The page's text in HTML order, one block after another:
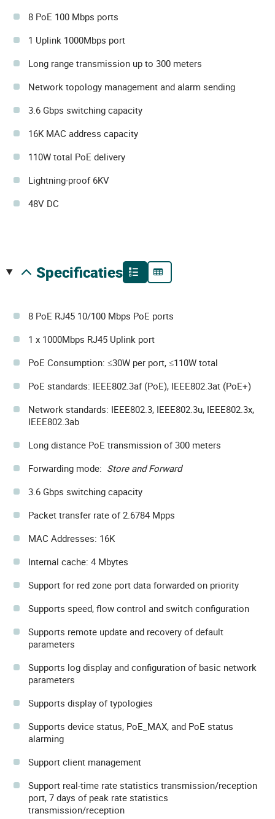
8 PoE 100 Mbps ports
1 Uplink 1000Mbps port
Long range transmission up to 300 meters
Network topology management and alarm sending
3.6 Gbps switching capacity
16K MAC address capacity
110W total PoE delivery
Lightning-proof 6KV
48V DC
specificaties
8 PoE RJ45 10/100 Mbps PoE ports
1 x 1000Mbps RJ45 Uplink port
PoE Consumption: ≤30W per port, ≤110W total
PoE standards: IEEE802.3af (PoE), IEEE802.3at (PoE+)
Network standards: IEEE802.3, IEEE802.3u, IEEE802.3x,
IEEE802.3ab
Long distance PoE transmission of 300 meters
Forwarding mode: Store and Forward
3.6 Gbps switching capacity
Packet transfer rate of 2.6784 Mpps
MAC Addresses: 16K
Internal cache: 4 Mbytes
Support for red zone port data forwarded on priority
Supports speed, flow control and switch configuration
Supports remote update and recovery of default
parameters
Supports log display and configuration of basic network
parameters
Supports display of typologies
Supports device status, PoE_MAX, and PoE status
alarming
Support client management
Support real-time rate statistics transmission/reception
port, 7 days of peak rate statistics
transmission/reception